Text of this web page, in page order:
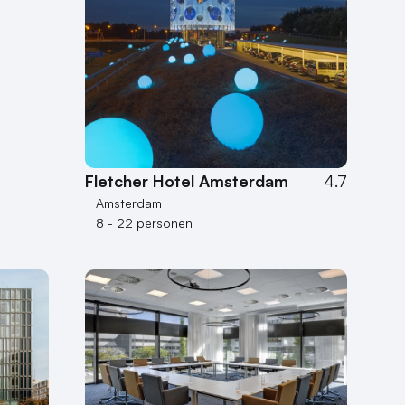
Fletcher Hotel Amsterdam 4.7
Amsterdam
8 - 22 personen